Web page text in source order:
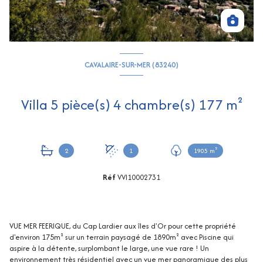
CAVALAIRE-SUR-MER (83240)
Villa 5 pièce(s) 4 chambre(s) 177 m²
2 1 1905 m²
RéfVVI10002731
VUE MER FEERIQUE, du Cap Lardier aux îles d'Or pour cette propriété
d'environ 175m² sur un terrain paysagé de 1890m² avec Piscine qui
aspire à la détente, surplombant le large, une vue rare ! Un
environnement très résidentiel avec un vue mer panoramique des plus